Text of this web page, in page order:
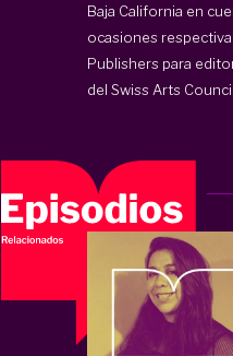
Baja California en
ocasiones
Publishers para
del Swiss Arts